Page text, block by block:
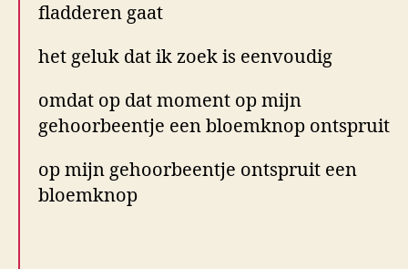
fladderen gaat
het geluk dat ik zoek is eenvoudig
omdat op dat moment op mijn
gehoorbeentje een bloemknop ontspruit
op mijn gehoorbeentje ontspruit een
bloemknop